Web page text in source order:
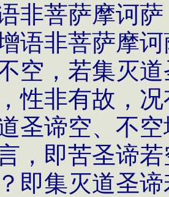
非菩萨摩诃
语非菩萨摩
空，若集灭
性非有故，
圣谛空、不
，即苦圣谛
即集灭道圣